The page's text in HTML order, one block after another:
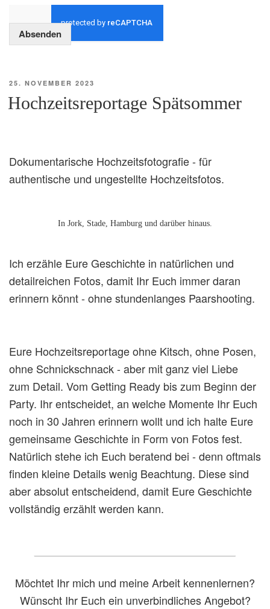
Absenden
VERÖFFENTLICHT
25. NOVEMBER 2023
Hochzeitsreportage Spätsommer
Dokumentarische Hochzeitsfotografie - für
authentische und ungestellte Hochzeitsfotos.
In Jork, Stade, Hamburg und darüber hinaus.
Ich erzähle Eure Geschichte in natürlichen und
detailreichen Fotos, damit Ihr Euch immer daran
erinnern könnt - ohne stundenlanges Paarshooting.
Eure Hochzeitsreportage ohne Kitsch, ohne Posen,
ohne Schnickschnack - aber mit ganz viel Liebe
zum Detail. Vom Getting Ready bis zum Beginn der
Party. Ihr entscheidet, an welche Momente Ihr Euch
noch in 30 Jahren erinnern wollt und ich halte Eure
gemeinsame Geschichte in Form von Fotos fest.
Natürlich stehe ich Euch beratend bei - denn oftmals
finden kleine Details wenig Beachtung. Diese sind
aber absolut entscheidend, damit Eure Geschichte
vollständig erzählt werden kann.
Möchtet Ihr mich und meine Arbeit kennenlernen?
Wünscht Ihr Euch ein unverbindliches Angebot?